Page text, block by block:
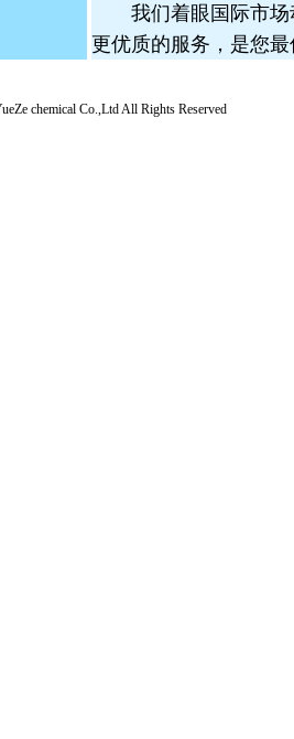
我们着眼国际市场
更优质的服务，是您
chemical Co.,Ltd All Rights Reserved